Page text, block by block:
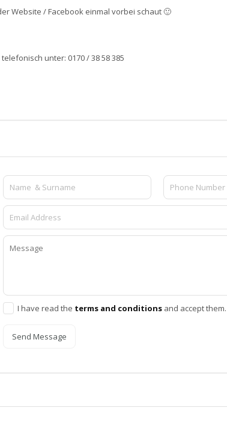
Website / Facebook einmal vorbei schaut 🙂
unter: 0170 / 38 58 385
I have read the terms and conditions and accept them.
Send Message